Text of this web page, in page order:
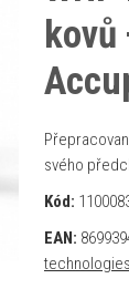
svého
Kód:
EAN:
technologies